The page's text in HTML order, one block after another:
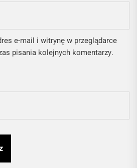
e-mail i witrynę w przeglądarce
pisania kolejnych komentarzy.